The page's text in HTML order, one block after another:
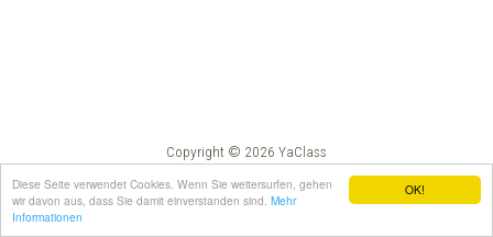
OK!
Diese Seite verwendet Cookies. Wenn Sie weitersurfen, gehen
wir davon aus, dass Sie damit einverstanden sind. Mehr
Informationen
Copyright © 2026 YaClass
Impressum
AGB